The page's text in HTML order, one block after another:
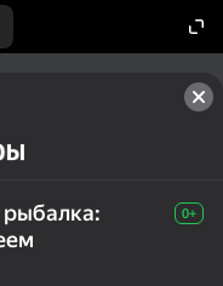
рыбалка:
0+